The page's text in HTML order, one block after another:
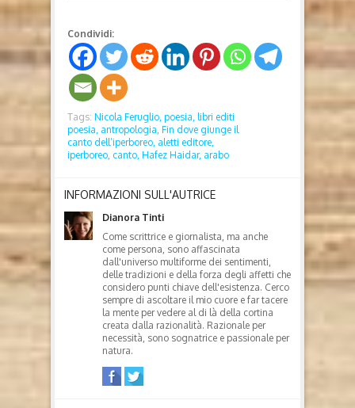
Condividi:
Tags: Nicola Feruglio, poesia, libri editi
poesia, antropologia, Fin dove giunge il
canto dell’iperboreo, aletti editore,
iperboreo, canto, Hafez Haidar, arabo
INFORMAZIONI SULL'AUTRICE
Dianora Tinti
Come scrittrice e giornalista, ma anche
come persona, sono affascinata
dall'universo multiforme dei sentimenti,
delle tradizioni e della forza degli affetti che
considero punti chiave dell'esistenza. Cerco
sempre di ascoltare il mio cuore e far tacere
la mente per vedere al di là della cortina
creata dalla razionalità. Razionale per
necessità, sono sognatrice e passionale per
natura.